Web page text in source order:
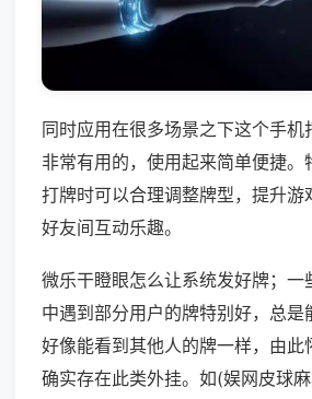
同时应用在很多场景之下这个手机
非常有用的，使用起来简单便捷。
打牌时可以合理调整牌型，提升游
好友间互动乐趣。
微乐干瞪眼怎么让系统发好牌；一
中遇到部分用户的牌特别好，总是
好像能看到其他人的牌一样，由此
确实存在此类外挂。如(娱网皮球